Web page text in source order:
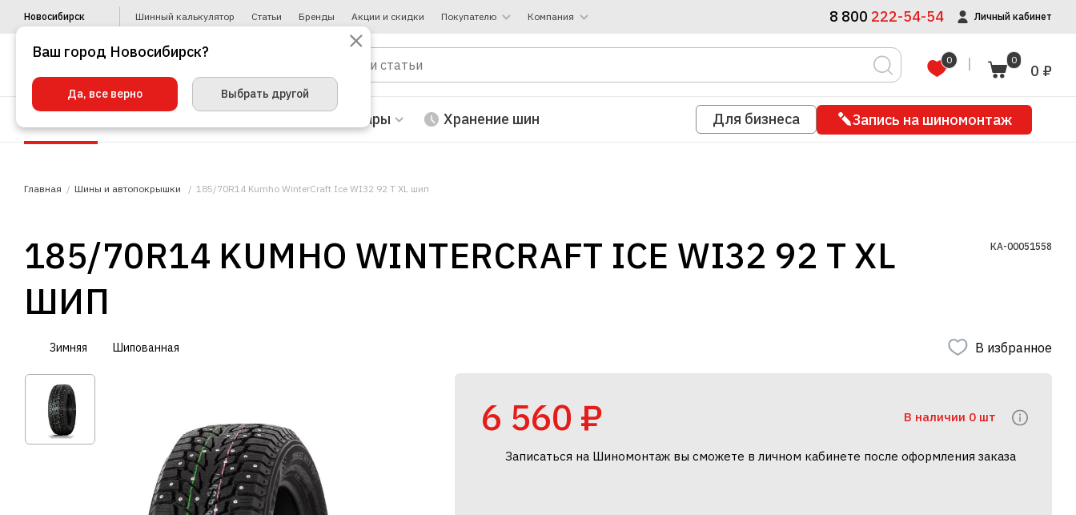
Новосибирск Шинный калькулятор Статьи Бренды Акции и скидки Покупателю Компания 8 800 222-54-54 Личный кабинет
0 0
0 ₽
Автотовары Хранение шин Для бизнеса Запись на шиномонтаж
Главная Шины и автопокрышки 185/70R14 Kumho WinterCraft Ice WI32 92 T XL шип
185/70R14 KUMHO WINTERCRAFT ICE WI32 92 T XL
ШИП
КА-00051558
Зимняя Шипованная В избранное
6 560 ₽ В наличии 0 шт
Записаться на Шиномонтаж вы сможете в личном кабинете после оформления заказа
Ваш город Новосибирск?
Да, все верно Выбрать другой